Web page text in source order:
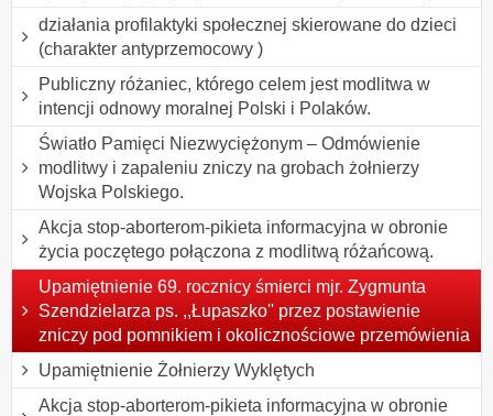
działania profilaktyki społecznej skierowane do dzieci
(charakter antyprzemocowy )
Publiczny różaniec, którego celem jest modlitwa w
intencji odnowy moralnej Polski i Polaków.
Światło Pamięci Niezwyciężonym – Odmówienie
modlitwy i zapaleniu zniczy na grobach żołnierzy
Wojska Polskiego.
Akcja stop-aborterom-pikieta informacyjna w obronie
życia poczętego połączona z modlitwą różańcową.
Upamiętnienie 69. rocznicy śmierci mjr. Zygmunta
Szendzielarza ps. ,,Łupaszko'' przez postawienie
zniczy pod pomnikiem i okolicznościowe przemówienia
Upamiętnienie Żołnierzy Wyklętych
Akcja stop-aborterom-pikieta informacyjna w obronie